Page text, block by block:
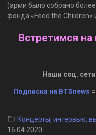
(арми было собрано
фонда «Feed the
Встретимся на
Наши соц. сети
Подписка на BTSnews
Концерты, интервью,
16.04.2020